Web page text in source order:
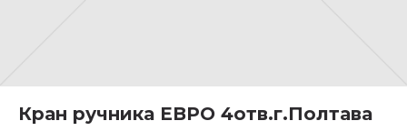
Кран ручника ЕВРО 4отв.г.Полтава